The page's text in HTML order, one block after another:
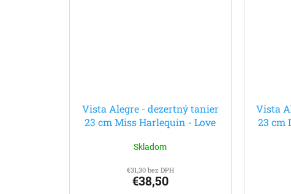
Vista Alegre - dezertný tanier
23 cm Miss Harlequin - Love
Skladom
€31,30 bez DPH
€38,50
Vista
23 cm